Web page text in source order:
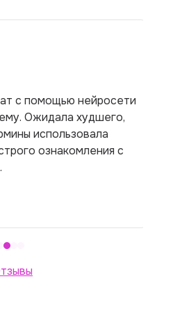
с помощью нейросети
Ожидала худшего,
использовала
ознакомления с